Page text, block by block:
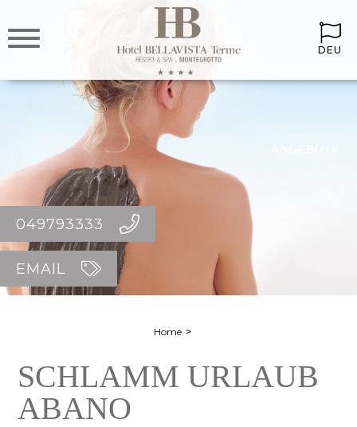
DEU
049793333
EMAIL
Home
SCHLAMM URLAUB
ABANO